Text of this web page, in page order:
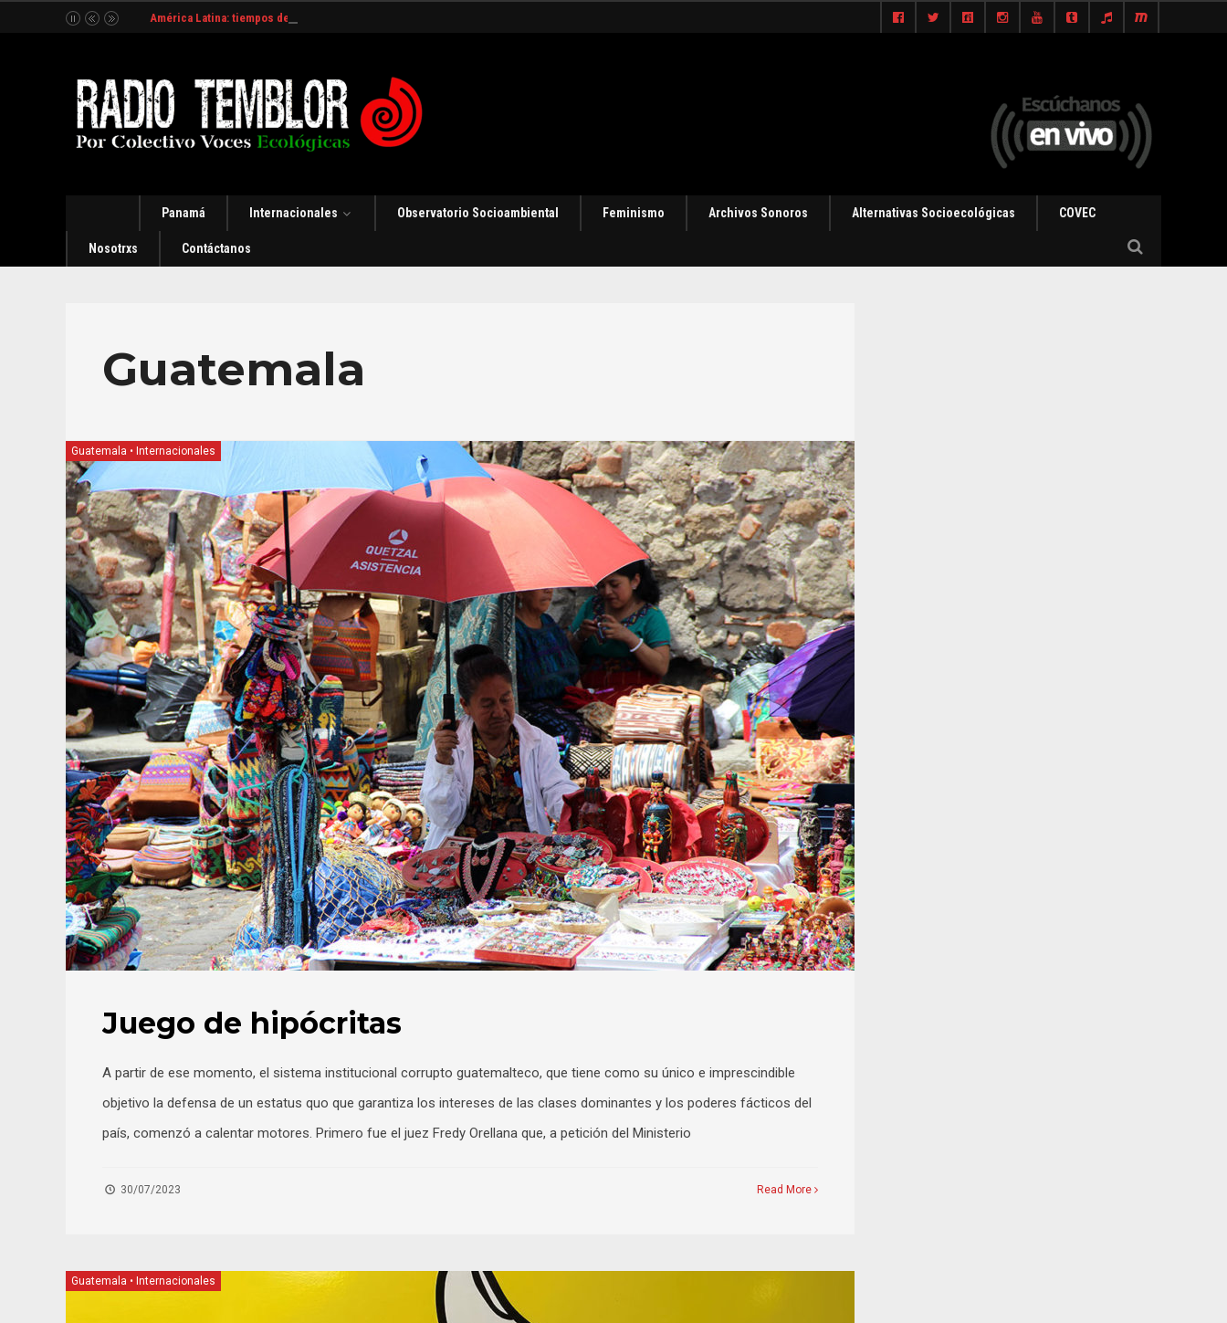
América Latina: tiempos de incertidumbre y organización
Panamá Internacionales Observatorio Socioambiental Feminismo Archivos Sonoros Alternativas Socioecológicas COVEC
Nosotrxs Contáctanos
Guatemala
Guatemala • Internacionales
Juego de hipócritas
A partir de ese momento, el sistema institucional corrupto guatemalteco, que tiene como su único e imprescindible
objetivo la defensa de un estatus quo que garantiza los intereses de las clases dominantes y los poderes fácticos del
país, comenzó a calentar motores. Primero fue el juez Fredy Orellana que, a petición del Ministerio
30/07/2023 Read More
Guatemala • Internacionales